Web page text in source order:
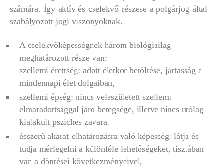
számára. Így aktív és cselekvő részese a polgárjog által
szabályozott jogi viszonyoknak.
A cselekvőképességnek három biológiailag
meghatározott része van:
szellemi érettség: adott életkor betöltése, jártasság a
mindennapi élet dolgaiban,
szellemi épség: nincs veleszületett szellemi
elmaradottsággal járó betegsége, illetve nincs utólag
kialakult pszichés zavara,
ésszerű akarat-elhatározásra való képesség: látja és
tudja mérlegelni a különféle lehetőségeket, tisztában
van a döntései következményeivel,